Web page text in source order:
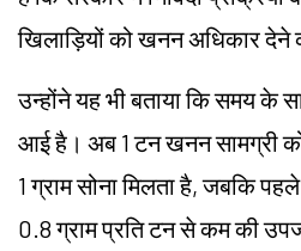
खिलाड़ियों को खनन अधिकार देने
उन्होंने यह भी बताया कि समय के
आई है। अब 1 टन खनन सामग्री
1 ग्राम सोना मिलता है, जबकि
0.8 ग्राम प्रति टन से कम की